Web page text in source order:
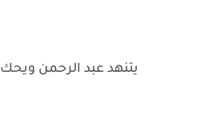
يتنهد عبد الرحمن ويحك